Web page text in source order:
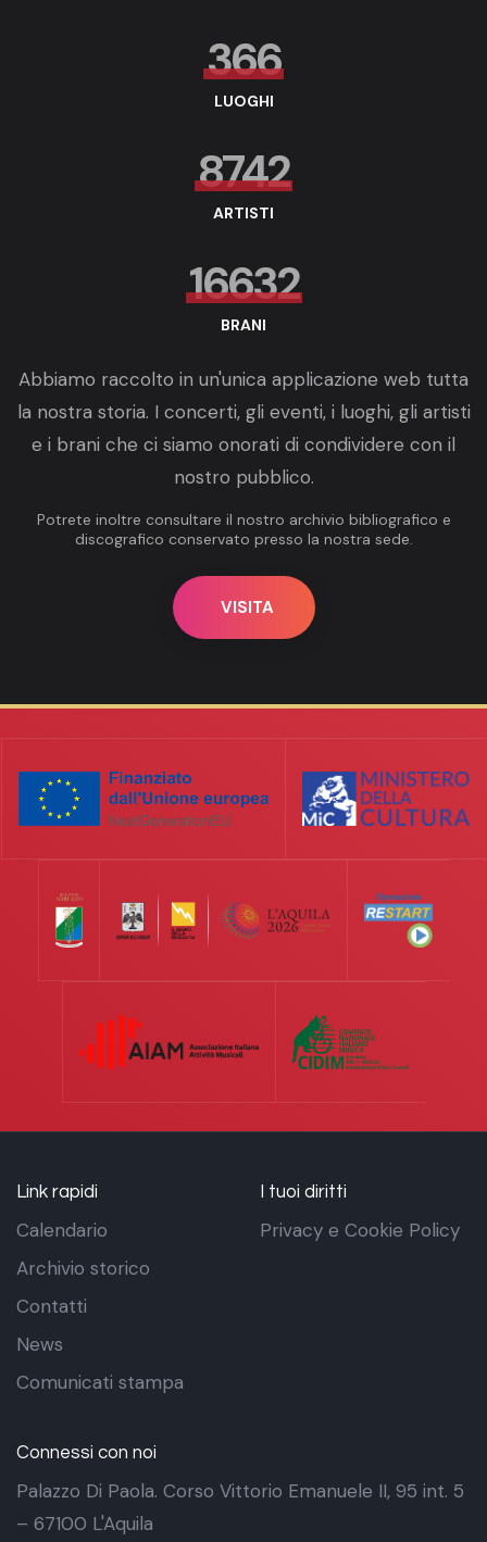
366
LUOGHI
8742
ARTISTI
16632
BRANI
Abbiamo raccolto in un'unica applicazione web tutta
la nostra storia. I concerti, gli eventi, i luoghi, gli artisti
e i brani che ci siamo onorati di condividere con il
nostro pubblico.
Potrete inoltre consultare il nostro archivio bibliografico e
discografico conservato presso la nostra sede.
VISITA
Link rapidi
Calendario
Archivio storico
Contatti
News
Comunicati stampa
I tuoi diritti
Privacy e Cookie Policy
Connessi con noi
Palazzo Di Paola. Corso Vittorio Emanuele II, 95 int. 5
– 67100 L'Aquila